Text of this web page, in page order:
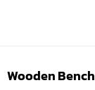
Wooden Bench